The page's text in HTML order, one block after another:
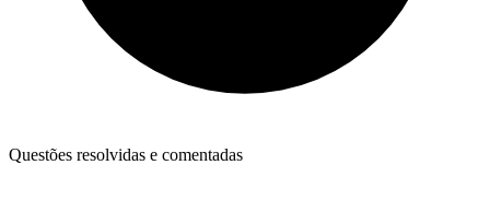
Questões resolvidas e comentadas